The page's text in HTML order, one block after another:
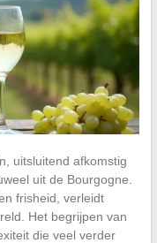
uitsluitend afkomstig
uit de Bourgogne.
frisheid, verleidt
Het begrijpen van
die veel verder